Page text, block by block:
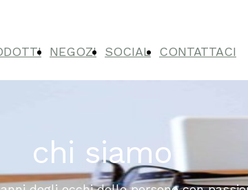
NEGOZI SOCIAL CONTATTACI
chi siamo